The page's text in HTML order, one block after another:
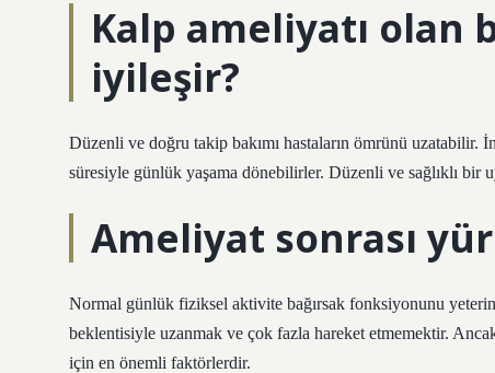
Kalp ameliyatı olan
iyileşir?
Düzenli ve doğru takip bakımı hastaların ömrünü
süresiyle günlük yaşama dönebilirler. Düzenli ve sağlıklı bir
Ameliyat sonrası
Normal günlük fiziksel aktivite bağırsak fonksiyonunu
beklentisiyle uzanmak ve çok fazla hareket etmemektir.
için en önemli faktörlerdir.